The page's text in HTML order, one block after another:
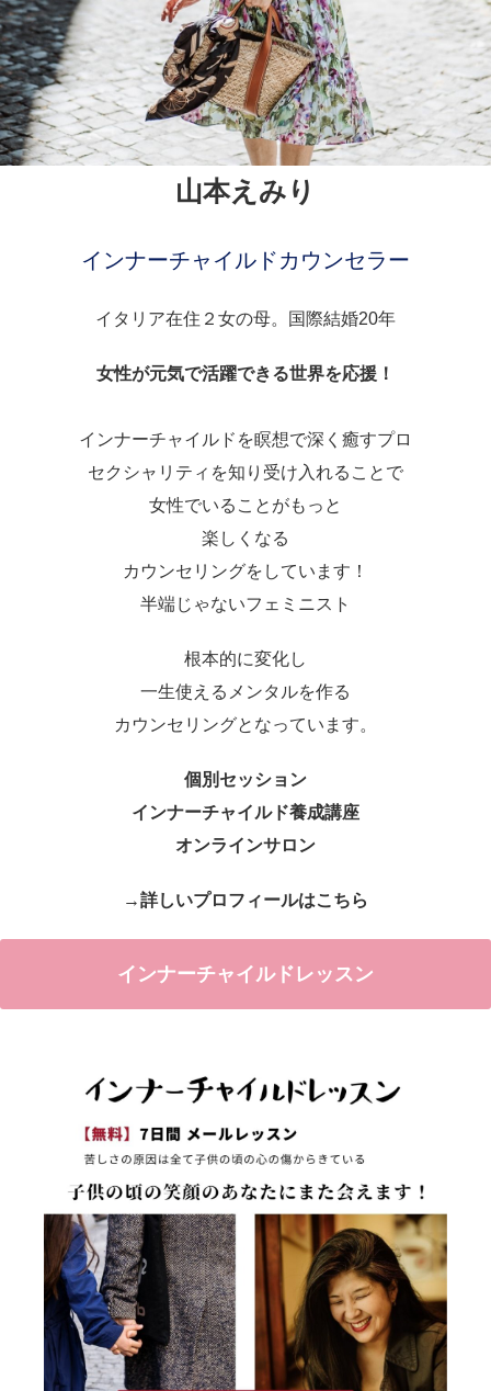
山本えみり
インナーチャイルドカウンセラー
イタリア在住２女の母。国際結婚20年
女性が元気で活躍できる世界を応援！
インナーチャイルドを瞑想で深く癒すプロ
セクシャリティを知り受け入れることで
女性でいることがもっと
楽しくなる
カウンセリングをしています！
半端じゃないフェミニスト
根本的に変化し
一生使えるメンタルを作る
カウンセリングとなっています。
個別セッション
インナーチャイルド養成講座
オンラインサロン
→詳しいプロフィールはこちら
インナーチャイルドレッスン